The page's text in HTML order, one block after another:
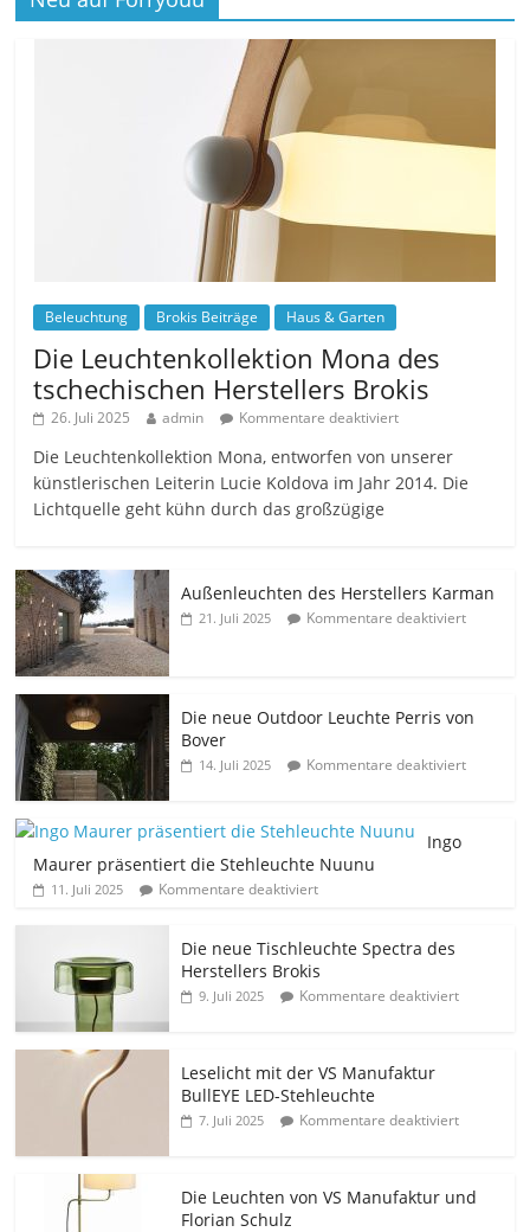
Beleuchtung Brokis Beiträge Haus & Garten
Die Leuchtenkollektion Mona des
tschechischen Herstellers Brokis
26. Juli 2025 admin Kommentare deaktiviert
Die Leuchtenkollektion Mona, entworfen von unserer
künstlerischen Leiterin Lucie Koldova im Jahr 2014. Die
Lichtquelle geht kühn durch das großzügige
Außenleuchten des Herstellers Karman
21. Juli 2025 Kommentare deaktiviert
Die neue Outdoor Leuchte Perris von
Bover
14. Juli 2025 Kommentare deaktiviert
Ingo
Maurer präsentiert die Stehleuchte Nuunu
11. Juli 2025 Kommentare deaktiviert
Die neue Tischleuchte Spectra des
Herstellers Brokis
9. Juli 2025 Kommentare deaktiviert
Leselicht mit der VS Manufaktur
BullEYE LED-Stehleuchte
7. Juli 2025 Kommentare deaktiviert
Die Leuchten von VS Manufaktur und
Florian Schulz